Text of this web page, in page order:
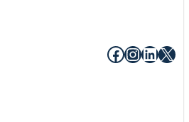
Facebook
X